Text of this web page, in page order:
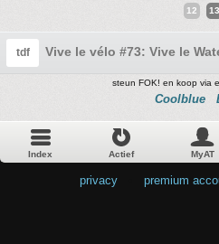
12 13
tdf Vive le vélo #73: Vive le
steun FOK! en koop via
Coolblue
Index Actief MyAT
privacy premium